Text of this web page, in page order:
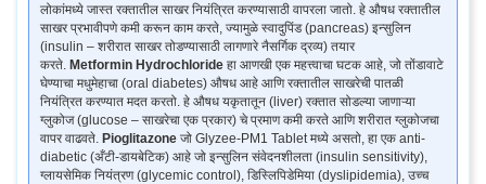
लोकांमध्ये जास्त रक्तातील साखर नियंत्रित करण्यासाठी वापरला जातो. हे औषध रक्तातील
साखर प्रभावीपणे कमी करून काम करते, ज्यामुळे स्वादुपिंड (pancreas) इन्सुलिन
(insulin – शरीरात साखर तोडण्यासाठी लागणारे नैसर्गिक द्रव्य) तयार
करते. Metformin Hydrochloride हा आणखी एक महत्त्वाचा घटक आहे, जो तोंडावाटे
घेण्याचा मधुमेहाचा (oral diabetes) औषध आहे आणि रक्तातील साखरेची पातळी
नियंत्रित करण्यात मदत करतो. हे औषध यकृतातून (liver) रक्तात सोडल्या जाणाऱ्या
ग्लुकोज (glucose – साखरेचा एक प्रकार) चे प्रमाण कमी करते आणि शरीरात ग्लुकोजचा
वापर वाढवते. Pioglitazone जो Glyzee-PM1 Tablet मध्ये असतो, हा एक anti-
diabetic (अँटी-डायबेटिक) आहे जो इन्सुलिन संवेदनशीलता (insulin sensitivity),
ग्लायसेमिक नियंत्रण (glycemic control), डिस्लिपिडेमिया (dyslipidemia), उच्च